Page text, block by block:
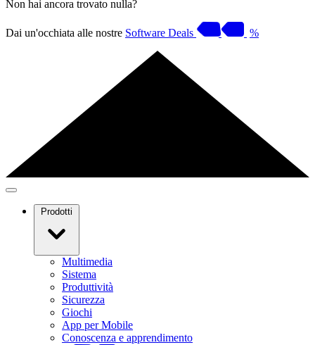
Non hai ancora trovato nulla?
Dai un'occhiata alle nostre Software Deals %
Prodotti
Multimedia
Sistema
Produttività
Sicurezza
Giochi
App per Mobile
Conoscenza e apprendimento